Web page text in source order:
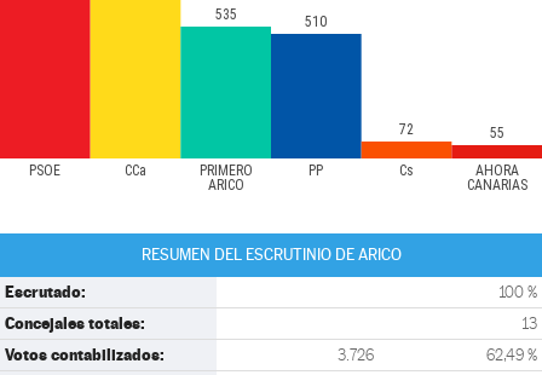
PSOE CCa
PRIMERO
ARICO
PP Cs
AHORA
CANARIAS
535 510
72 55
RESUMEN DEL ESCRUTINIO DE ARICO
Escrutado: 100 %
Concejales totales: 13
Votos contabilizados: 3.726 62,49 %